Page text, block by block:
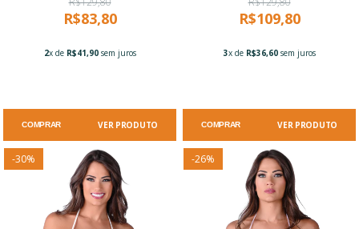
R$83,80
2x de R$41,90sem juros
COMPRAR VER PRODUTO
R$109,80
3x de R$36,60sem juros
COMPRAR VER PRODUTO
-30% -26%